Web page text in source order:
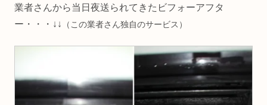
業者さんから当日夜送られてきたビフォーアフタ
ー・・・↓↓
（この業者さん独自のサービス）